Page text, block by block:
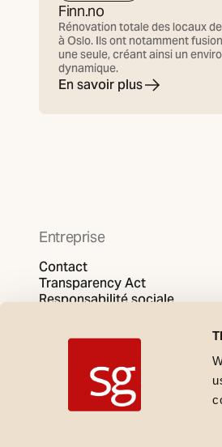
Finn.no
Rénovation totale des locaux
à Oslo. Ils ont notamment
une seule, créant ainsi un
dynamique.
En savoir plus
Entreprise
Contact
Transparency Act
Responsabilité sociale
Politique en matière de